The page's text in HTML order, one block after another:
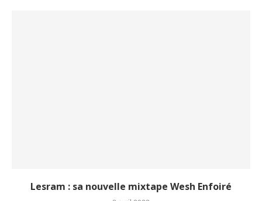
Lesram : sa nouvelle mixtape Wesh Enfoiré